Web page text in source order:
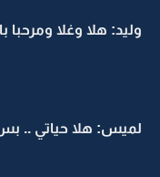
وليد: هلا وغلا ومرحبا
لميس: هلا حياتي .. بس